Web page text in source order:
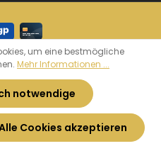
- byHaarhoff GmbH
Mehrwertsteuer zzgl.
Nachnahmegebühren,
angegeben.
um eine bestmögliche
Mehr Informationen ...
notwendige
Cookies akzeptieren